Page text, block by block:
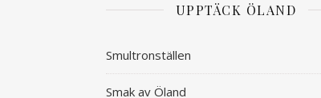
UPPTÄCK ÖLAND
Smultronställen
Smak av Öland